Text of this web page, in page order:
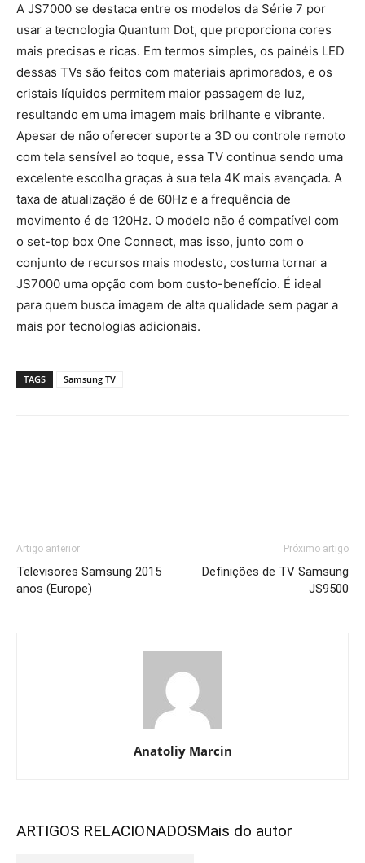
A JS7000 se destaca entre os modelos da Série 7 por
usar a tecnologia Quantum Dot, que proporciona cores
mais precisas e ricas. Em termos simples, os painéis LED
dessas TVs são feitos com materiais aprimorados, e os
cristais líquidos permitem maior passagem de luz,
resultando em uma imagem mais brilhante e vibrante.
Apesar de não oferecer suporte a 3D ou controle remoto
com tela sensível ao toque, essa TV continua sendo uma
excelente escolha graças à sua tela 4K mais avançada. A
taxa de atualização é de 60Hz e a frequência de
movimento é de 120Hz. O modelo não é compatível com
o set-top box One Connect, mas isso, junto com o
conjunto de recursos mais modesto, costuma tornar a
JS7000 uma opção com bom custo-benefício. É ideal
para quem busca imagem de alta qualidade sem pagar a
mais por tecnologias adicionais.
TAGS Samsung TV
Artigo anterior
Televisores Samsung 2015
anos (Europe)
Próximo artigo
Definições de TV Samsung
JS9500
Anatoliy Marcin
ARTIGOS RELACIONADOSMais do autor